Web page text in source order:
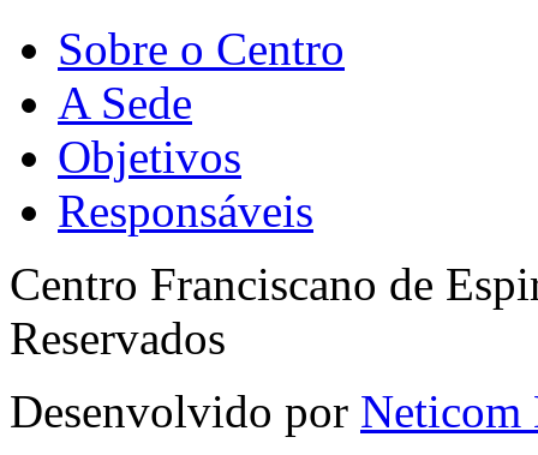
Sobre o Centro
A Sede
Objetivos
Responsáveis
Centro Franciscano de
Reservados
Desenvolvido por Neticom